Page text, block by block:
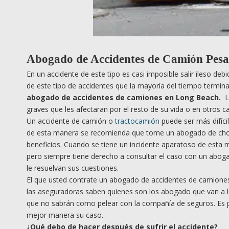
Abogado de Accidentes de Camión
En un accidente de este tipo es casi imposible salir ileso
de este tipo de accidentes que la mayoría del tiempo
abogado de accidentes de camiones en Long Beach.
graves que les afectaran por el resto de su vida o en otros
Un accidente de camión otractocamión puede ser más
de esta manera se recomienda que tome un abogado de
beneficios. Cuando se tiene un incidente aparatoso de esta
pero siempre tiene derecho a consultar el caso con un
le resuelvan sus cuestiones.
El que usted contrate un abogado de accidentes de
las aseguradoras saben quienes son los abogado que van
que no sabrán como pelear con la compañía de seguros.
mejor manera su caso.
¿Qué debo de hacer después de sufrir el accidente?